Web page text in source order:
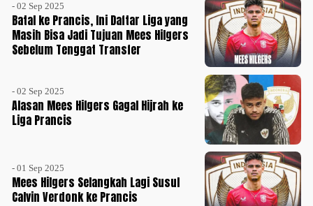
- 02 Sep 2025
Batal ke Prancis, Ini Daftar Liga yang
Masih Bisa Jadi Tujuan Mees Hilgers
Sebelum Tenggat Transfer
- 02 Sep 2025
Alasan Mees Hilgers Gagal Hijrah ke
Liga Prancis
- 01 Sep 2025
Mees Hilgers Selangkah Lagi Susul
Calvin Verdonk ke Prancis